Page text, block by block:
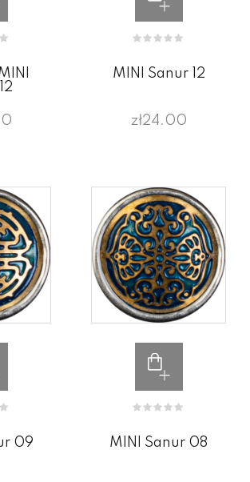
MINI Sanur 12
zł24.00
09 MINI Sanur 08